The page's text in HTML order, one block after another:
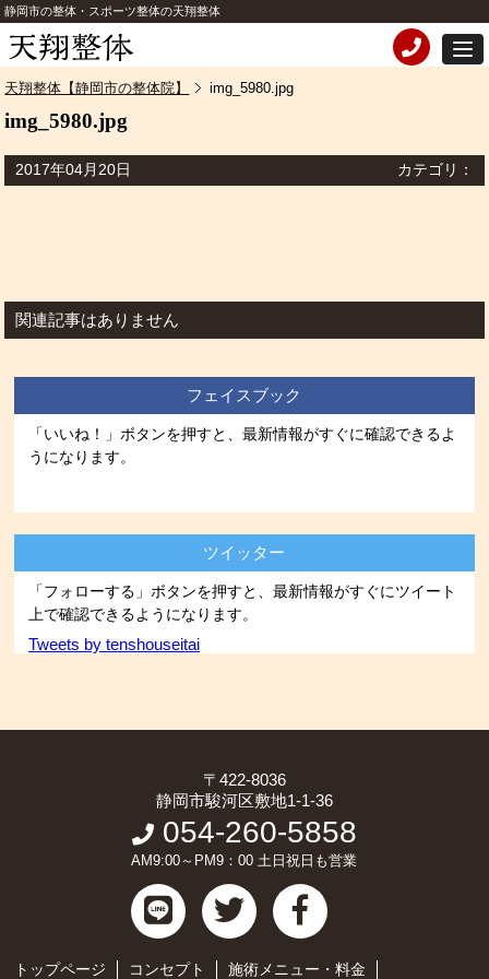
静岡市の整体・スポーツ整体の天翔整体
天翔整体【静岡市の整体院】 img_5980.jpg
img_5980.jpg
2017年04月20日 カテゴリ：
関連記事はありません
フェイスブック
「いいね！」ボタンを押すと、最新情報がすぐに確認できるよ
うになります。
ツイッター
「フォローする」ボタンを押すと、最新情報がすぐにツイート
上で確認できるようになります。
Tweets by tenshouseitai
〒422-8036
静岡市駿河区敷地1-1-36
054-260-5858
AM9:00～PM9：00 土日祝日も営業
トップページ コンセプト 施術メニュー・料金